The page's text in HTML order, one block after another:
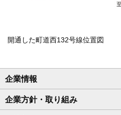
開通した町道西132号線位置図
企業情報
企業方針・取り組み